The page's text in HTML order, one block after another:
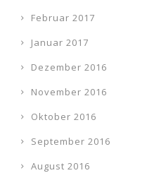
Februar 2017
Januar 2017
Dezember 2016
November 2016
Oktober 2016
September 2016
August 2016